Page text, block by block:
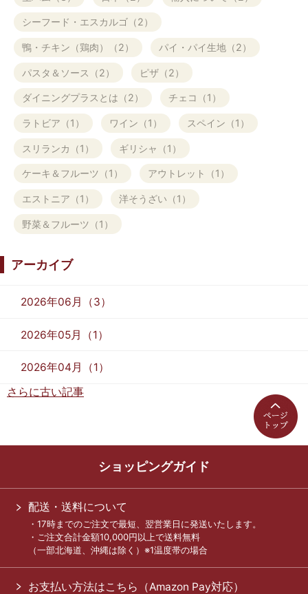
シーフード・エスカルゴ（2）
鴨・チキン（鶏肉）（2） パイ・パイ生地（2）
パスタ＆ソース（2） ピザ（2）
ダイニングプラスとは（2） チェコ（1）
ラトビア（1） ワイン（1） スペイン（1）
スリランカ（1） ギリシャ（1）
ケーキ＆フルーツ（1） アウトレット（1）
エストニア（1） 洋そうざい（1）
野菜＆フルーツ（1）
アーカイブ
2026年06月（3）
2026年05月（1）
2026年04月（1）
さらに古い記事
ショッピングガイド
配送・送料について
・17時までのご注文で最短、翌営業日に発送いたします。
・ご注文合計金額10,000円以上で送料無料
（一部北海道、沖縄は除く）※1温度帯の場合
お支払い方法はこちら（Amazon Pay対応）